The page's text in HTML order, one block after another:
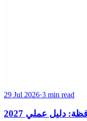
29 Jul 2026·3 min read
دليل عملي 2027